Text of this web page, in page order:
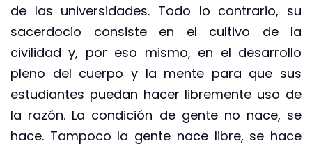
de las universidades. Todo lo contrario, su
sacerdocio consiste en el cultivo de la
civilidad y, por eso mismo, en el desarrollo
pleno del cuerpo y la mente para que sus
estudiantes puedan hacer libremente uso de
la razón. La condición de gente no nace, se
hace. Tampoco la gente nace libre, se hace